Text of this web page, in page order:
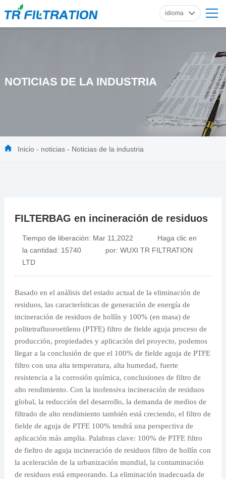
idioma
inglés
francés
español
alemán
NOTICIAS DE LA INDUSTRIA
Inicio- noticias- Noticias de la industria
FILTERBAG en incineración de residuos
Tiempo de liberación: Mar 11,2022 Haga clic en
la cantidad: 15740 por: WUXI TR FILTRATION
LTD
Basado en el análisis del estado actual de la eliminación de
residuos, las características de generación de energía de
incineración de residuos de hollín y 100% (en masa) de
politetrafluoroetileno (PTFE) filtro de fielde aguja proceso de
producción, propiedades y aplicación del proyecto, podemos
llegar a la conclusión de que el 100% de fielde aguja de PTFE
filtro con una alta temperatura, alta humedad, fuerte
resistencia a la corrosión química, conclusiones de filtro de
alto rendimiento. Con la inofensiva incineración de residuos
global, la reducción del desarrollo, la demanda de medios de
filtrado de alto rendimiento también está creciendo, el filtro de
fielde de aguja de PTFE 100% tendrá una perspectiva de
aplicación más amplia. Palabras clave: 100% de PTFE filtro
de fieltro de aguja incineración de residuos filtro de hollín con
la aceleración de la urbanización mundial, la contaminación
de residuos está empeorando. La eliminación inadecuada de